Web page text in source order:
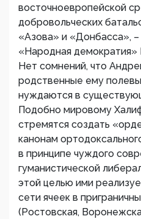
восточноевропейской
добровольческих
«Азова» и «Донбасса»,
«Народная
Нет сомнений, что
родственные ему
нуждаются в
Подобно мировому
стремятся создать
канонам
в принципе чуждого
гуманистической
этой целью ими
сети ячеек в
(Ростовская,